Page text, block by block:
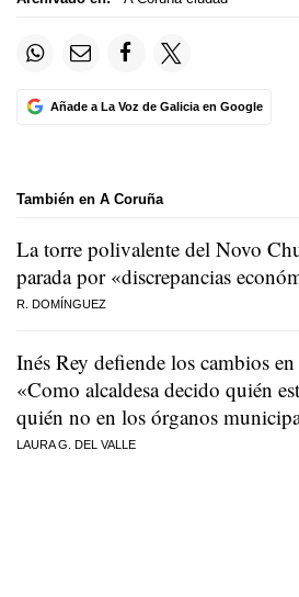
Añade a La Voz de Galicia en Google
También en A Coruña
La torre polivalente del Novo
parada por «discrepancias
R. DOMÍNGUEZ
Inés Rey defiende los cambios
«Como alcaldesa decido quién
quién no en los órganos
LAURA G. DEL VALLE